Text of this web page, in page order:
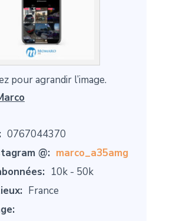
pour agrandir l’image.
0767044370
@: marco_a35amg
10k - 50k
France